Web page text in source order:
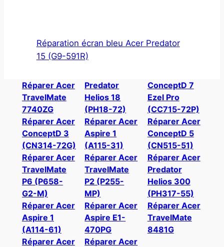
Réparation écran bleu Acer Predator
15 (G9-591R)
Réparer Acer
TravelMate
7740ZG
Réparer Acer
ConceptD 3
(CN314-72G)
Réparer Acer
TravelMate
P6 (P658-
G2-M)
Réparer Acer
Aspire 1
(A114-61)
Réparer Acer
Predator
Helios 18
(PH18-72)
Réparer Acer
Aspire 1
(A115-31)
Réparer Acer
TravelMate
P2 (P255-
MP)
Réparer Acer
Aspire E1-
470PG
Réparer Acer
ConceptD 7
Ezel Pro
(CC715-72P)
Réparer Acer
ConceptD 5
(CN515-51)
Réparer Acer
Predator
Helios 300
(PH317-55)
Réparer Acer
TravelMate
8481G